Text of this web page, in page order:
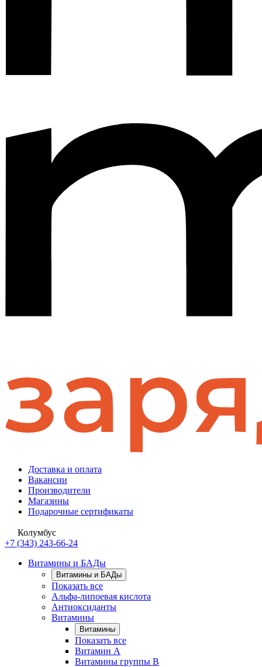
Доставка и оплата
Вакансии
Производители
Магазины
Подарочные сертификаты
Колумбус
+7 (343) 243-66-24
Витамины и БАДы
Витамины и БАДы
Показать все
Альфа-липоевая кислота
Антиоксиданты
Витамины
Витамины
Показать все
Витамин A
Витамины группы B